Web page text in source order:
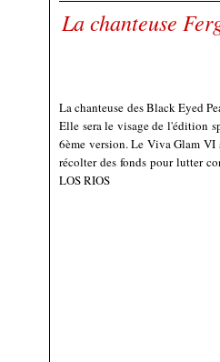
La chanteuse
La chanteuse des Black Eyed
Elle sera le visage de l'édition
6ème version. Le Viva Glam VI
récolter des fonds pour lutter
LOS RIOS